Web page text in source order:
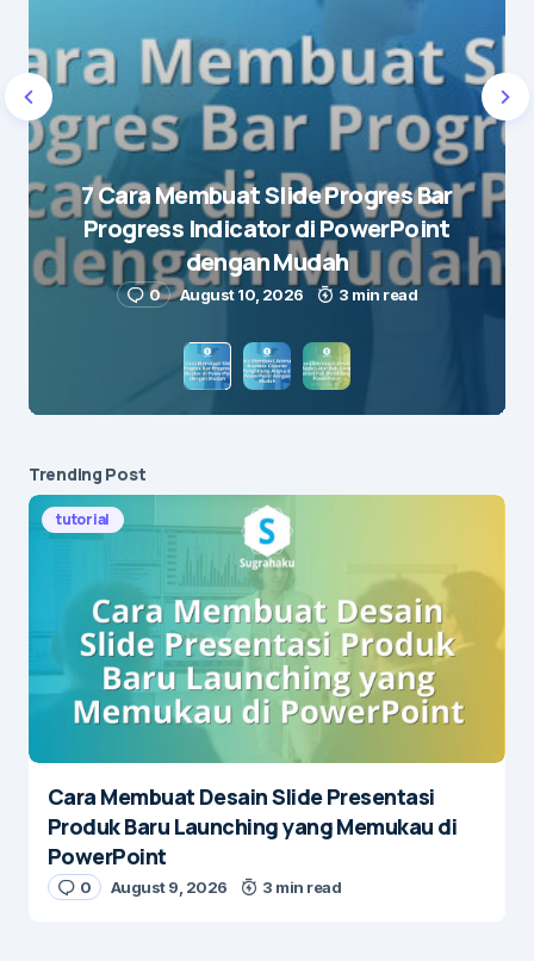
Name*
E-mail*
next time I comment.
Submit Comment
7 Cara Membuat Slide Progres Bar
Progress Indicator di PowerPoint
dengan Mudah
0 August 10, 2026 3 min read
Trending Post
tutorial
Cara Membuat Desain Slide Presentasi
Produk Baru Launching yang Memukau di
PowerPoint
0 August 9, 2026 3 min read